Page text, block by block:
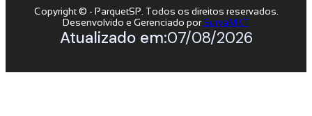
Copyright © - ParquetSP. Todos os direitos reservados.
Desenvolvido e Gerenciado porSuryaMKT
Atualizado em:07/08/2026